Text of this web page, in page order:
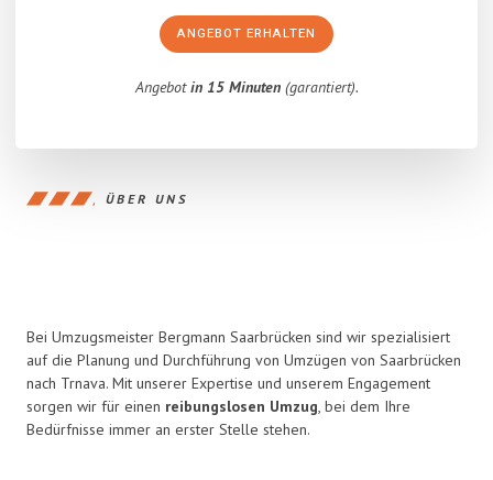
ANGEBOT ERHALTEN
Angebotin 15 Minuten(garantiert).
ÜBER UNS
Bei Umzugsmeister Bergmann Saarbrücken sind wir spezialisiert
auf die Planung und Durchführung von Umzügen von Saarbrücken
nach Trnava. Mit unserer Expertise und unserem Engagement
sorgen wir für einen reibungslosen Umzug, bei dem Ihre
Bedürfnisse immer an erster Stelle stehen.